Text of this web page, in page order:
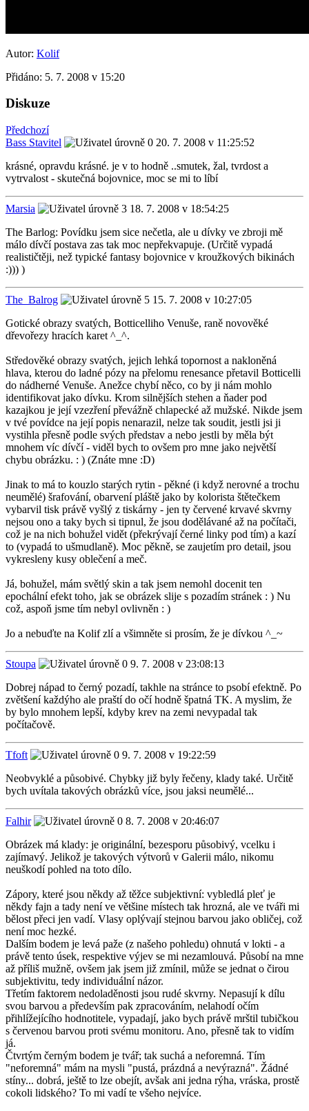
Autor: Kolif
Přidáno: 5. 7. 2008 v 15:20
Diskuze
Předchozí
Bass Stavitel
20. 7. 2008 v 11:25:52
krásné, opravdu krásné. je v to hodně ..smutek, žal, tvrdost a
vytrvalost - skutečná bojovnice, moc se mi to líbí
Marsia
18. 7. 2008 v 18:54:25
The Barlog: Povídku jsem sice nečetla, ale u dívky ve zbroji mě
málo dívčí postava zas tak moc nepřekvapuje. (Určitě vypadá
realističtěji, než typické fantasy bojovnice v kroužkových bikinách
:))) )
The_Balrog
15. 7. 2008 v 10:27:05
Gotické obrazy svatých, Botticelliho Venuše, raně novověké
dřevořezy hracích karet ^_^.
Středověké obrazy svatých, jejich lehká topornost a nakloněná
hlava, kterou do ladné pózy na přelomu renesance přetavil Botticelli
do nádherné Venuše. Anežce chybí něco, co by ji nám mohlo
identifikovat jako dívku. Krom silnějších stehen a ňader pod
kazajkou je její vzezření převážně chlapecké až mužské. Nikde jsem
v tvé povídce na její popis nenarazil, nelze tak soudit, jestli jsi ji
vystihla přesně podle svých představ a nebo jestli by měla být
mnohem víc dívčí - viděl bych to ovšem pro mne jako největší
chybu obrázku. : ) (Znáte mne :D)
Jinak to má to kouzlo starých rytin - pěkné (i když nerovné a trochu
neumělé) šrafování, obarvení pláště jako by kolorista štětečkem
vybarvil tisk právě vyšlý z tiskárny - jen ty červené krvavé skvrny
nejsou ono a taky bych si tipnul, že jsou dodělávané až na počítači,
což je na nich bohužel vidět (překrývají černé linky pod tím) a kazí
to (vypadá to ušmudlaně). Moc pěkně, se zaujetím pro detail, jsou
vykresleny kusy oblečení a meč.
Já, bohužel, mám světlý skin a tak jsem nemohl docenit ten
epochální efekt toho, jak se obrázek slije s pozadím stránek : ) Nu
což, aspoň jsme tím nebyl ovlivněn : )
Jo a nebuďte na Kolif zlí a všimněte si prosím, že je dívkou ^_~
Stoupa
9. 7. 2008 v 23:08:13
Dobrej nápad to černý pozadí, takhle na stránce to psobí efektně. Po
zvětšení každýho ale praští do očí hodně špatná TK. A myslim, že
by bylo mnohem lepší, kdyby krev na zemi nevypadal tak
počítačově.
Tfoft
9. 7. 2008 v 19:22:59
Neobvyklé a působivé. Chybky již byly řečeny, klady také. Určitě
bych uvítala takových obrázků více, jsou jaksi neumělé...
Falhir
8. 7. 2008 v 20:46:07
Obrázek má klady: je originální, bezesporu působivý, vcelku i
zajímavý. Jelikož je takových výtvorů v Galerii málo, nikomu
neuškodí pohled na toto dílo.
Zápory, které jsou někdy až těžce subjektivní: vybledlá pleť je
někdy fajn a tady není ve většine místech tak hrozná, ale ve tváři mi
bělost přeci jen vadí. Vlasy oplývají stejnou barvou jako obličej, což
není moc hezké.
Dalším bodem je levá paže (z našeho pohledu) ohnutá v lokti - a
právě tento úsek, respektive výjev se mi nezamlouvá. Působí na mne
až příliš mužně, ovšem jak jsem již zmínil, může se jednat o čirou
subjektivitu, tedy individuální názor.
Třetím faktorem nedoladěnosti jsou rudé skvrny. Nepasují k dílu
svou barvou a především pak zpracováním, nelahodí očím
přihlížejícího hodnotitele, vypadají, jako bych právě mrštil tubičkou
s červenou barvou proti svému monitoru. Ano, přesně tak to vidím
já.
Čtvrtým černým bodem je tvář; tak suchá a neforemná. Tím
"neforemná" mám na mysli "pustá, prázdná a nevýrazná". Žádné
stíny... dobrá, ještě to lze obejít, avšak ani jedna rýha, vráska, prostě
cokoli lidského? To mi vadí te všeho nejvíce.